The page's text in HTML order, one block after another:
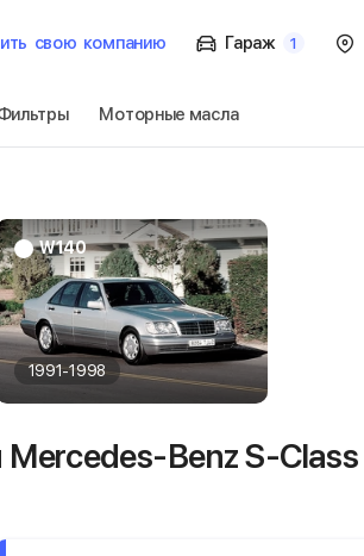
свою компанию Гараж 1
Моторные масла
W140
1991-1998
Benz S-Class